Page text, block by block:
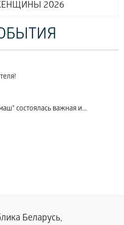
2026
состоялась важная и...
Беларусь,